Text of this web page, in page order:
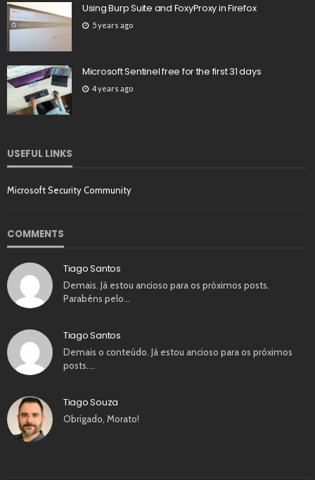
Using Burp Suite and FoxyProxy in Firefox
5 years ago
Microsoft Sentinel free for the first 31 days
4 years ago
USEFUL LINKS
Microsoft Security Community
COMMENTS
Tiago Santos
Demais. Já estou ancioso para os próximos posts.
Parabéns pelo…
Tiago Santos
Demais o conteúdo. Já estou ancioso para os próximos
posts.…
Tiago Souza
Obrigado, Morato!